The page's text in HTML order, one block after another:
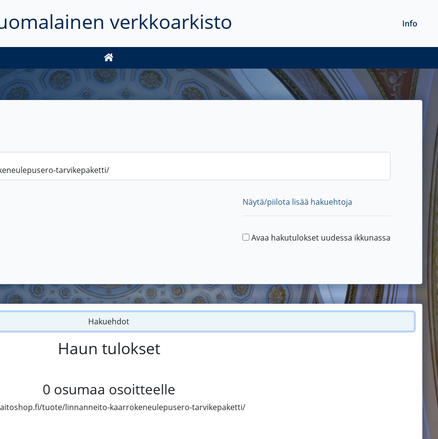
verkkoarkisto Info
Näytä/piilota lisää hakuehtoja
Avaa hakutulokset uudessa ikkunassa
Hakuehdot
Haun tulokset
0 osumaa osoitteelle
tuote/linnanneito-kaarrokeneulepusero-tarvikepaketti/